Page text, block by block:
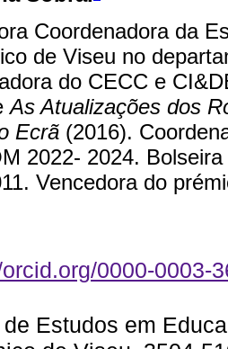
Coordenadora da
de Viseu no
do CECC e
As Atualizações dos
Ecrã (2016).
2022- 2024.
Vencedora do
0000-0003-
de Estudos em